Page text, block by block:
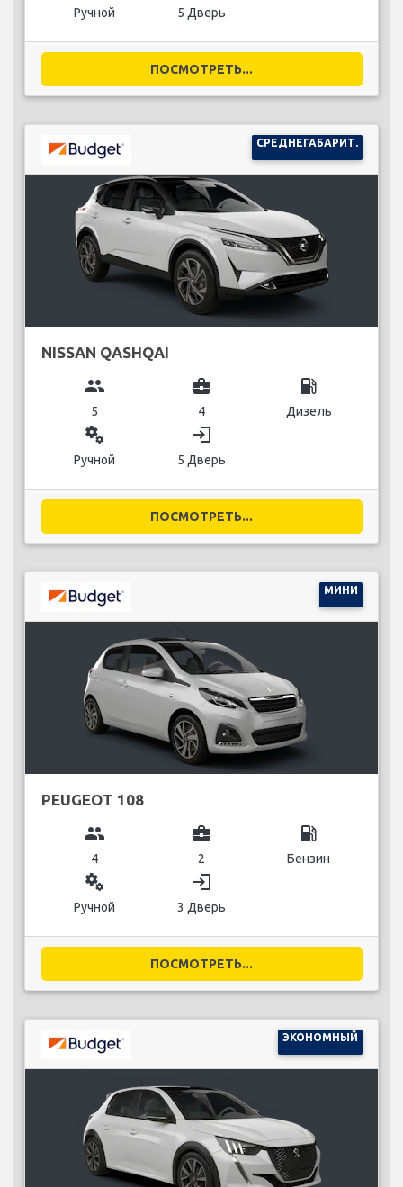
Ручной 5 Дверь
ПОСМОТРЕТЬ...
СРЕДНЕГАБАРИТ.
NISSAN QASHQAI
group
5
business_center
4
local_gas_station
Дизель
miscellaneous_services
Ручной
login
5 Дверь
ПОСМОТРЕТЬ...
МИНИ
PEUGEOT 108
group
4
business_center
2
local_gas_station
Бензин
miscellaneous_services
Ручной
login
3 Дверь
ПОСМОТРЕТЬ...
ЭКОНОМНЫЙ